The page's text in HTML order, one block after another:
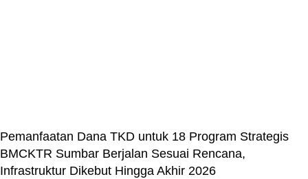
Pemanfaatan Dana TKD untuk 18 Program Strategis
BMCKTR Sumbar Berjalan Sesuai Rencana,
Infrastruktur Dikebut Hingga Akhir 2026